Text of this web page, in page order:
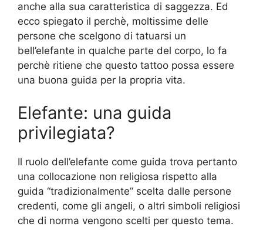
anche alla sua caratteristica di saggezza. Ed
ecco spiegato il perchè, moltissime delle
persone che scelgono di tatuarsi un
bell’elefante in qualche parte del corpo, lo fa
perchè ritiene che questo tattoo possa essere
una buona guida per la propria vita.
Elefante: una guida
privilegiata?
Il ruolo dell’elefante come guida trova pertanto
una collocazione non religiosa rispetto alla
guida “tradizionalmente” scelta dalle persone
credenti, come gli angeli, o altri simboli religiosi
che di norma vengono scelti per questo tema.